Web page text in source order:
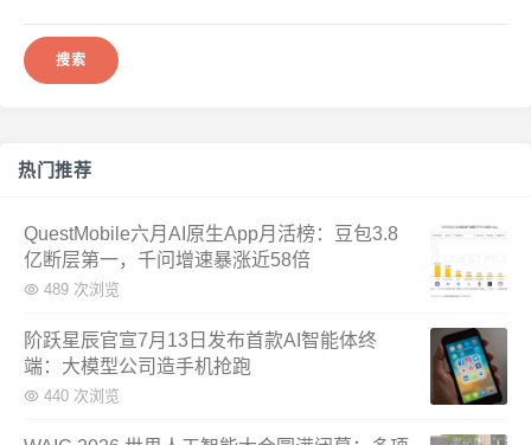
热门推荐
QuestMobile六月AI原生App月活榜：豆包3.8
亿断层第一，千问增速暴涨近58倍
489 次浏览
阶跃星辰官宣7月13日发布首款AI智能体终
端：大模型公司造手机抢跑
440 次浏览